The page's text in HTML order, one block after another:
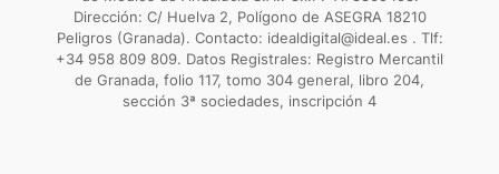
Dirección: C/ Huelva 2, Polígono de ASEGRA 18210
Peligros (Granada). Contacto: idealdigital@ideal.es . Tlf:
+34 958 809 809. Datos Registrales: Registro Mercantil
de Granada, folio 117, tomo 304 general, libro 204,
sección 3ª sociedades, inscripción 4